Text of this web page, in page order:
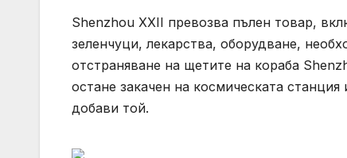
Shenzhou XXII превозва пълен товар,
зеленчуци, лекарства, оборудване,
отстраняване на щетите на кораба
остане закачен на космическата
добави той.